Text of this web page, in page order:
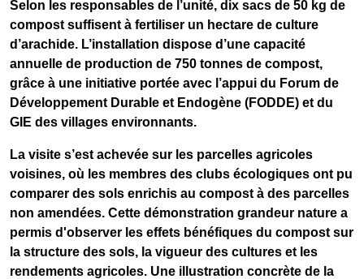
Selon les responsables de l’unité, dix sacs de 50 kg de
compost suffisent à fertiliser un hectare de culture
d’arachide. L’installation dispose d’une capacité
annuelle de production de 750 tonnes de compost,
grâce à une initiative portée avec l’appui du Forum de
Développement Durable et Endogène (FODDE) et du
GIE des villages environnants.
La visite s’est achevée sur les parcelles agricoles
voisines, où les membres des clubs écologiques ont pu
comparer des sols enrichis au compost à des parcelles
non amendées. Cette démonstration grandeur nature a
permis d'observer les effets bénéfiques du compost sur
la structure des sols, la vigueur des cultures et les
rendements agricoles. Une illustration concrète de la